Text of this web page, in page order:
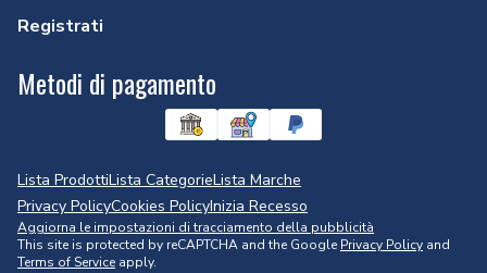
Registrati
Metodi di pagamento
Lista ProdottiLista CategorieLista Marche
Privacy PolicyCookies PolicyInizia Recesso
Aggiorna le impostazioni di tracciamento della pubblicità
This site is protected by reCAPTCHA and the Google Privacy Policy and
Terms of Service apply.